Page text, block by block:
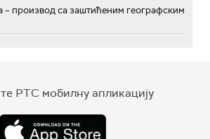
– производ са заштићеним географским
РТС мобилну апликацију